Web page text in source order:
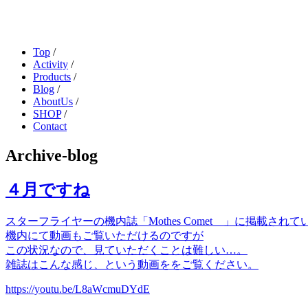
Top /
Activity /
Products /
Blog /
AboutUs /
SHOP/
Contact
Archive-blog
４月ですね
スターフライヤーの機内誌「Mothes Comet 」に掲載されて
機内にて動画もご覧いただけるのですが
この状況なので、見ていただくことは難しい…。
雑誌はこんな感じ、という動画ををご覧ください。
https://youtu.be/L8aWcmuDYdE